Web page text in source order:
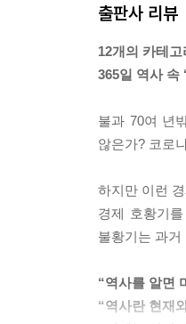
일 항만공사,
1993년 독일
---「5장 “기
어려운 풍경
만으로도 위
---「6장 “기
경남 창녕에
보니 미국 하
출판사 리뷰
12개의 카테고
365일 역사 속
불과 70여 년
않은가? 코로
하지만 이런
경제 호황기
불황기는 과거
“역사를 알면
“역사란 현재